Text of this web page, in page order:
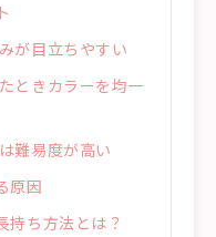
が目立ちやすい
ときカラーを均一
難易度が高い
原因
持ち方法とは？